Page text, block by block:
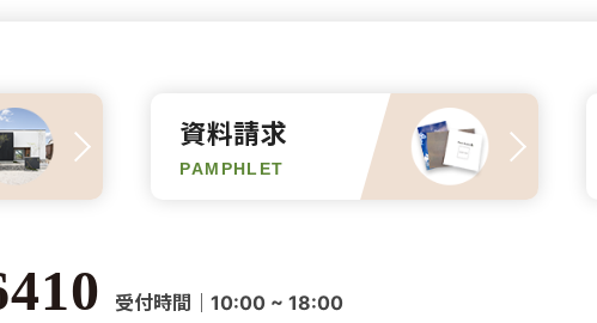
資料請求
PAMPHLET
受付時間｜10:00 ~ 18:00